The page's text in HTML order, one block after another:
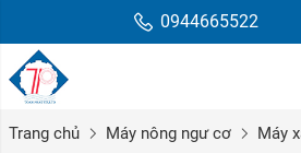
0944665522
Trang chủ Máy nông ngư cơ Máy